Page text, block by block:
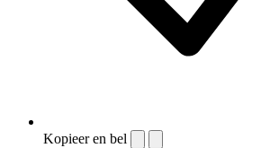
Kopieer en bel